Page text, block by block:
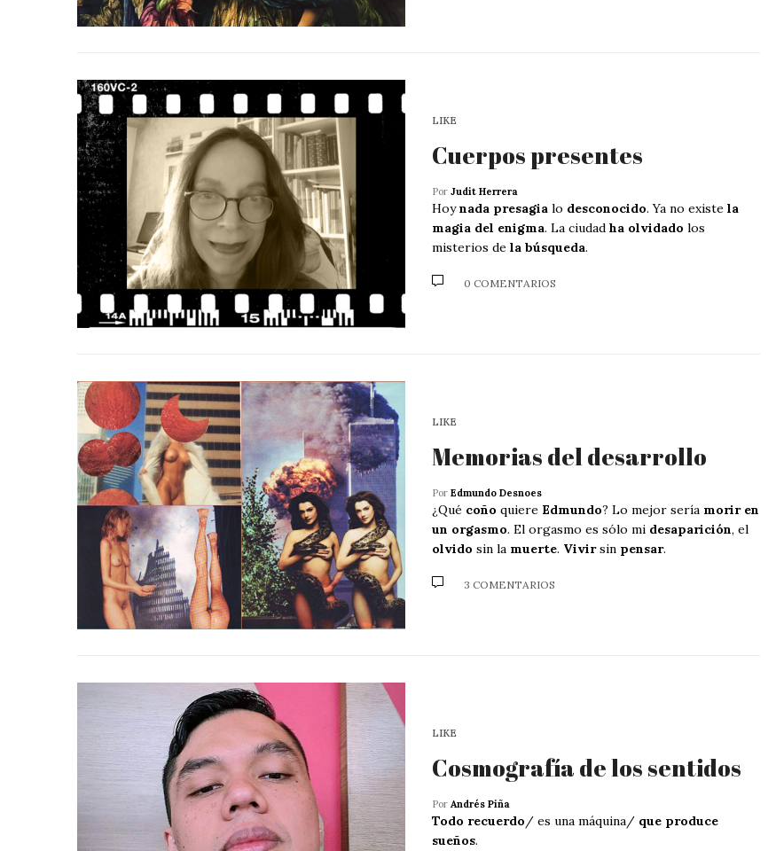
LIKE
Cuerpos presentes
Por Judit Herrera
Hoynada presagia lo desconocido. Ya no existe la
magia del enigma. La ciudad ha olvidado los
misterios de la búsqueda.
0 COMENTARIOS
LIKE
Memorias del desarrollo
Por Edmundo Desnoes
¿Qué coño quiere Edmundo? Lo mejor sería morir en
un orgasmo. El orgasmo es sólo mi desaparición, el
olvido sin la muerte. Vivirsin pensar.
3 COMENTARIOS
LIKE
Cosmografía de los sentidos
Por Andrés Piña
Todo recuerdo/ es una máquina/ que produce
sueños.